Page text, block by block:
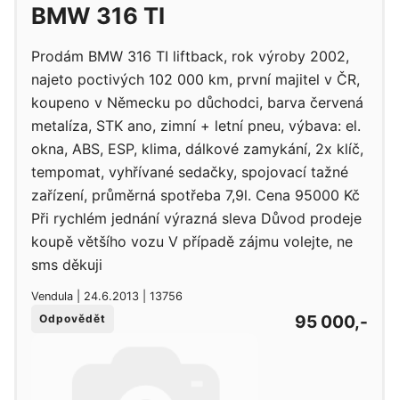
BMW 316 TI
Prodám BMW 316 TI liftback, rok výroby 2002,
najeto poctivých 102 000 km, první majitel v ČR,
koupeno v Německu po důchodci, barva červená
metalíza, STK ano, zimní + letní pneu, výbava: el.
okna, ABS, ESP, klima, dálkové zamykání, 2x klíč,
tempomat, vyhřívané sedačky, spojovací tažné
zařízení, průměrná spotřeba 7,9l. Cena 95000 Kč
Při rychlém jednání výrazná sleva Důvod prodeje
koupě většího vozu V případě zájmu volejte, ne
sms děkuji
Vendula | 24.6.2013 | 13756
Odpovědět
95 000,-